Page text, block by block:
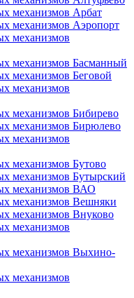
механизмов Арбат
механизмов Аэропорт
механизмов
механизмов Басманный
механизмов Беговой
механизмов
механизмов Бибирево
механизмов Бирюлево
механизмов
механизмов Бутово
механизмов Бутырский
механизмов ВАО
механизмов Вешняки
механизмов Внуково
механизмов
механизмов Выхино-
механизмов